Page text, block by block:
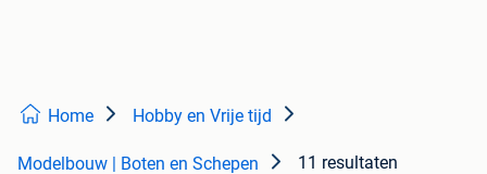
Home Hobby en Vrije tijd
Modelbouw | Boten en Schepen 11 resultaten